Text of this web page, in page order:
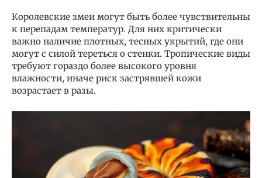
Королевские змеи могут быть более чувствительны
к перепадам температур. Для них критически
важно наличие плотных, тесных укрытий, где они
могут с силой тереться о стенки. Тропические виды
требуют гораздо более высокого уровня
влажности, иначе риск застрявшей кожи
возрастает в разы.